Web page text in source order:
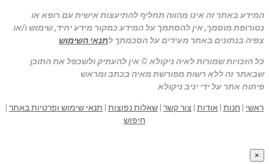
המידע באתר זה אינו מהווה תחליף להתיעצות אישית עם רופא או
נטורופת מוסמך, אין להסתמך על המידע כמקור מידע יחיד, שימוש ו/או
צפיה בנתונים באתר מעידים על הסכמתך לתנאי השימוש
כל הזכויות שמורות לאיה ניקולא © אין להעתיק ולשכפל את התוכן
שבאתר זה ללא רשות מפורשת מאיה בכתב ומראש
פיתוח אתר על ידי יניב ניקולא
ראשי חנות אודות צור קשר שאלות נפוצות תנאי שימוש ופרטיות באתר
חיפוש
×